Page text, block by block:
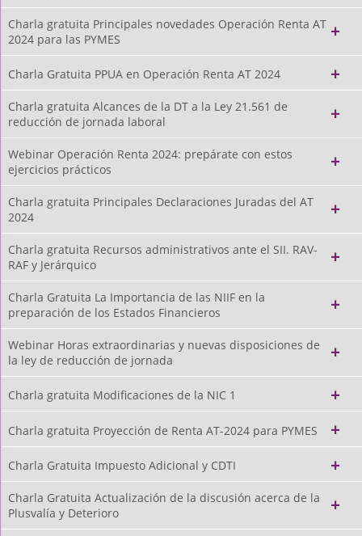
Charla gratuita Principales novedades Operación Renta AT
2024 para las PYMES
Charla Gratuita PPUA en Operación Renta AT 2024
Charla gratuita Alcances de la DT a la Ley 21.561 de
reducción de jornada laboral
Webinar Operación Renta 2024: prepárate con estos
ejercicios prácticos
Charla gratuita Principales Declaraciones Juradas del AT
2024
Charla gratuita Recursos administrativos ante el SII. RAV-
RAF y Jerárquico
Charla Gratuita La Importancia de las NIIF en la
preparación de los Estados Financieros
Webinar Horas extraordinarias y nuevas disposiciones de
la ley de reducción de jornada
Charla gratuita Modificaciones de la NIC 1
Charla gratuita Proyección de Renta AT-2024 para PYMES
Charla Gratuita Impuesto Adicional y CDTI
Charla Gratuita Actualización de la discusión acerca de la
Plusvalía y Deterioro